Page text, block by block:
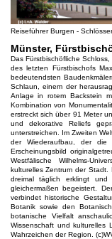
Reiseführer Burgen -
Münster,
Das Fürstbischöfliche
des letzten Fürstbischofs
bedeutendsten
Schlaun, einem der
Anlage in rotem Backstein
Kombination von
erstreckt sich über 91 Meter
und dekorative Reliefs
unterstreichen. Im Zweiten
der Wiederaufbau, der die
Erscheinungsbild
Westfälische Wilhelms-
kulturelles Zentrum der Stadt.
dreimal täglich erklingt und
gleichermaßen begeistert.
verbindet historische
Botanik sowie den
botanische Vielfalt
Wissenschaft und
Wahrzeichen der Region.